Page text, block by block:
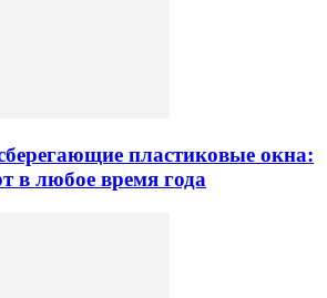
пластиковые окна:
в любое время года